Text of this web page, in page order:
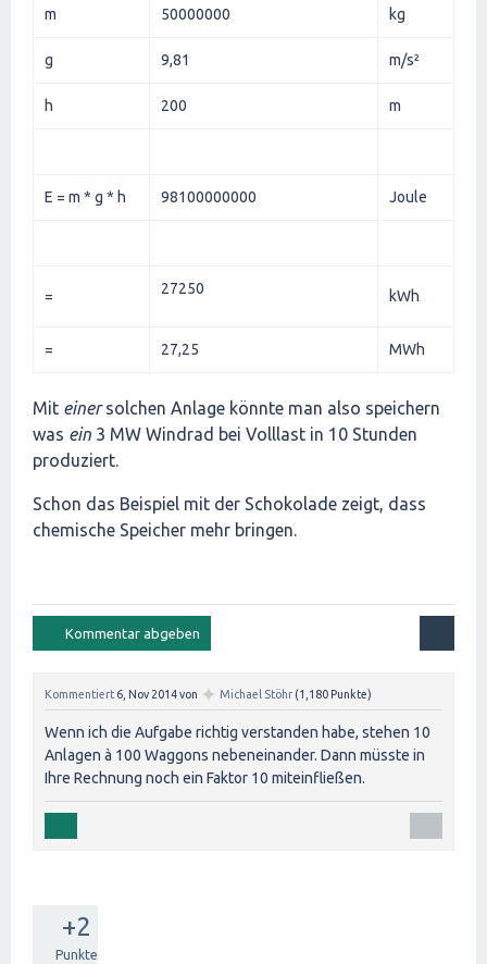
m 50000000 kg
g 9,81 m/s²
h 200 m
E = m * g * h 98100000000 Joule
= 27250 kWh
= 27,25 MWh
Mit einersolchen Anlage könnte man also speichern
was ein 3 MW Windrad bei Volllast in 10 Stunden
produziert.
Schon das Beispiel mit der Schokolade zeigt, dass
chemische Speicher mehr bringen.
Kommentiert 6, Nov 2014von ✦ Michael Stöhr (1,180 Punkte)
Wenn ich die Aufgabe richtig verstanden habe, stehen 10
Anlagen à 100 Waggons nebeneinander. Dann müsste in
Ihre Rechnung noch ein Faktor 10 miteinfließen.
+2
Punkte